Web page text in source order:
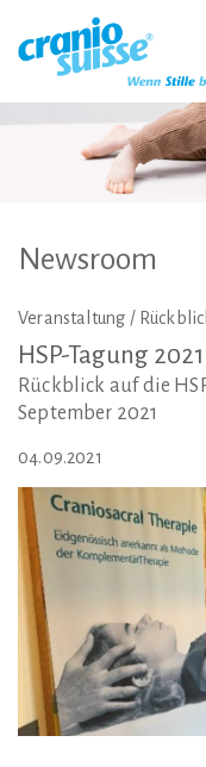
(Accesskey
Hauptnavigation
(Accesskey
Inhalt
(Accesskey
Sprachumschaltung
(Accesskey
Newsroom
Veranstaltung /
HSP-Tagung 2021
Rückblick auf die
September 2021
04.09.2021